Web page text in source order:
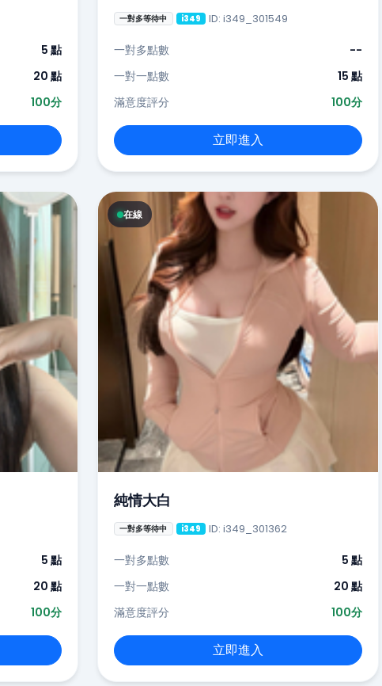
5 點
20 點
100分
一對多等待中 i349 ID: i349_301549
一對多點數
--
一對一點數
15 點
滿意度評分
100分
立即進入
5 點
20 點
100分
在線
純情大白
一對多等待中 i349 ID: i349_301362
一對多點數
5 點
一對一點數
20 點
滿意度評分
100分
立即進入